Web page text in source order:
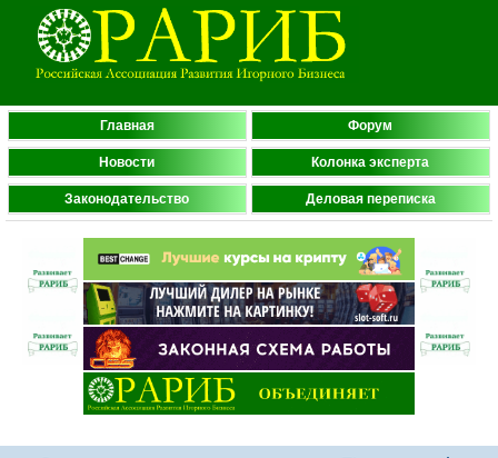
Главная Форум
Новости Колонка эксперта
Законодательство Деловая переписка